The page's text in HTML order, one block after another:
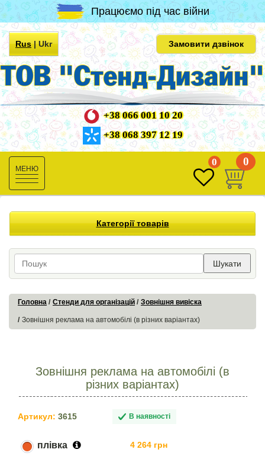
Працюємо під час війни
Rus|Ukr Замовити дзвінок
+38 066 001 10 20
+38 068 397 12 19
Toggle
navigation
0 0
Категорії товарів
Шукати
Головна Стенди для організацій Зовнішня вивіска
Зовнішня реклама на автомобілі (в різних варіантах)
Зовнішня реклама на автомобілі (в
різних варіантах)
Артикул: 3615 В наявності
плівка 4 264 грн